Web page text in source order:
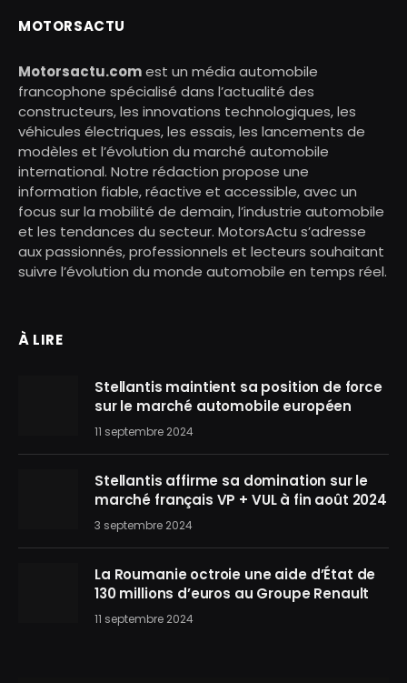
MOTORSACTU
Motorsactu.comest un média automobile
francophone spécialisé dans l’actualité des
constructeurs, les innovations technologiques, les
véhicules électriques, les essais, les lancements de
modèles et l’évolution du marché automobile
international. Notre rédaction propose une
information fiable, réactive et accessible, avec un
focus sur la mobilité de demain, l’industrie automobile
et les tendances du secteur. MotorsActu s’adresse
aux passionnés, professionnels et lecteurs souhaitant
suivre l’évolution du monde automobile en temps réel.
À LIRE
Stellantis maintient sa position de force
sur le marché automobile européen
11 septembre 2024
Stellantis affirme sa domination sur le
marché français VP + VUL à fin août 2024
3 septembre 2024
La Roumanie octroie une aide d’État de
130 millions d’euros au Groupe Renault
11 septembre 2024